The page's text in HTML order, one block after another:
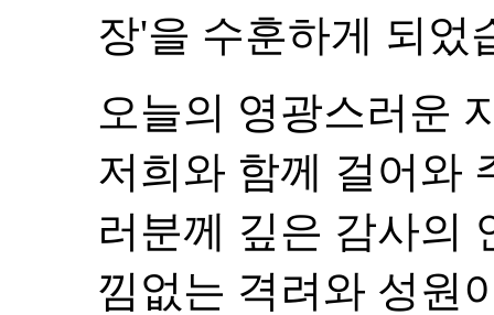
장'을 수훈하게 되었
오늘의 영광스러운
저희와 함께 걸어와
러분께 깊은 감사의
낌없는 격려와 성원